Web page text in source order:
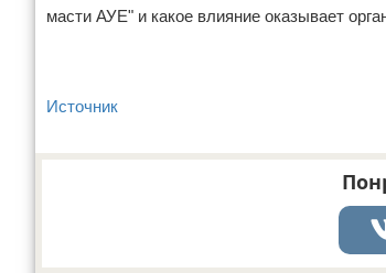
масти АУЕ" и какое влияние оказывает
Источник